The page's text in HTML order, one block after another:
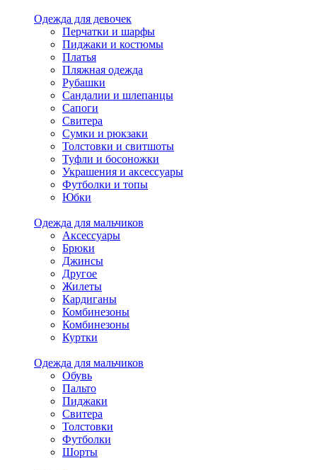
Одежда для девочек
Перчатки и шарфы
Пиджаки и костюмы
Платья
Пляжная одежда
Рубашки
Сандалии и шлепанцы
Сапоги
Свитера
Сумки и рюкзаки
Толстовки и свитшоты
Туфли и босоножки
Украшения и аксессуары
Футболки и топы
Юбки
Одежда для мальчиков
Аксессуары
Брюки
Джинсы
Другое
Жилеты
Кардиганы
Комбинезоны
Комбинезоны
Куртки
Одежда для мальчиков
Обувь
Пальто
Пиджаки
Свитера
Толстовки
Футболки
Шорты